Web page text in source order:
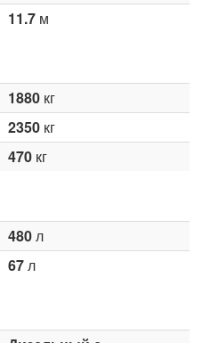
11.7 м
1880 кг
2350 кг
470 кг
480л
67л